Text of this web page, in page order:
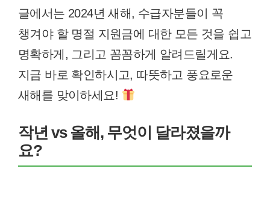
글에서는 2024년 새해, 수급자분들이 꼭
챙겨야 할 명절 지원금에 대한 모든 것을 쉽고
명확하게, 그리고 꼼꼼하게 알려드릴게요.
지금 바로 확인하시고, 따뜻하고 풍요로운
새해를 맞이하세요!
작년 vs 올해, 무엇이 달라졌을까
요?